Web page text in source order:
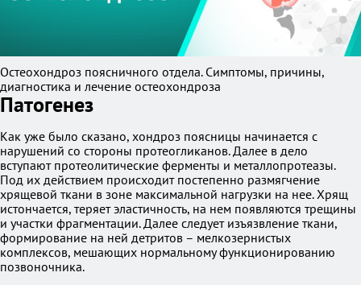
Остеохондроз поясничного отдела. Симптомы, причины,
диагностика и лечение остеохондроза
Патогенез
Как уже было сказано, хондроз поясницы начинается с
нарушений со стороны протеогликанов. Далее в дело
вступают протеолитические ферменты и металлопротеазы.
Под их действием происходит постепенно размягчение
хрящевой ткани в зоне максимальной нагрузки на нее. Хрящ
истончается, теряет эластичность, на нем появляются трещины
и участки фрагментации. Далее следует изъязвление ткани,
формирование на ней детритов – мелкозернистых
комплексов, мешающих нормальному функционированию
позвоночника.